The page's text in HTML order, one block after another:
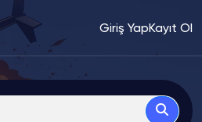
Giriş YapKayıt Ol